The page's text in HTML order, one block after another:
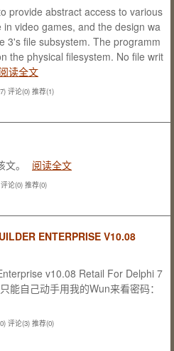
provide abstract access to various
video games, and the design wa
3's file subsystem. The programm
the physical filesystem. No file writ
阅读全文
评论(0) 推荐(1)
。
阅读全文
评论(0) 推荐(0)
ENTERPRISE V10.08
v10.08 Retail For Delphi 7
能自己动手用我的Wun来看密码：
评论(3) 推荐(0)